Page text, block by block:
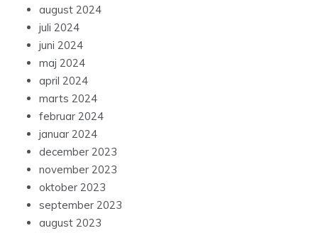
august 2024
juli 2024
juni 2024
maj 2024
april 2024
marts 2024
februar 2024
januar 2024
december 2023
november 2023
oktober 2023
september 2023
august 2023